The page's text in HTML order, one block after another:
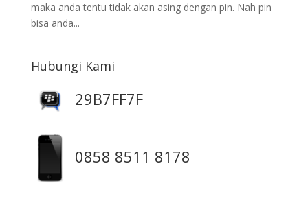
maka anda tentu tidak akan asing dengan pin. Nah pin
bisa anda...
Hubungi Kami
29B7FF7F
0858 8511 8178